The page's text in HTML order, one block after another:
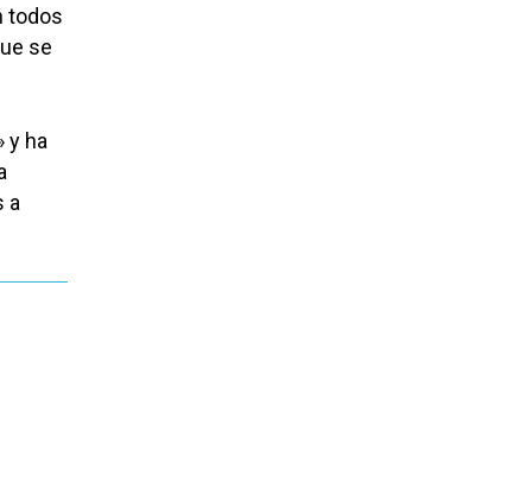
todos
se
y ha
a